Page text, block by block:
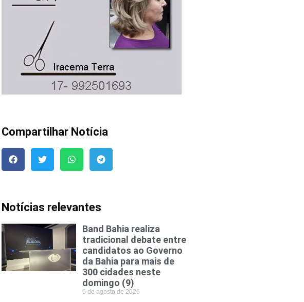
Compartilhar Notícia
Notícias relevantes
Band Bahia realiza
tradicional debate entre
candidatos ao Governo
da Bahia para mais de
300 cidades neste
domingo (9)
6 de agosto de 2026